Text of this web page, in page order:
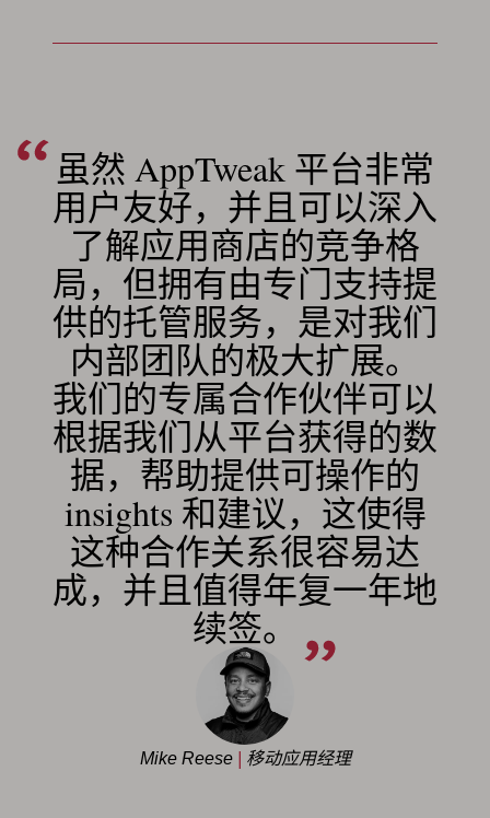
Mike Reese 移动应用经理
虽然 AppTweak 平台非常
用户友好，并且可以深入
了解应用商店的竞争格
局，但拥有由专门支持提
供的托管服务，是对我们
内部团队的极大扩展。
我们的专属合作伙伴可以
根据我们从平台获得的数
据，帮助提供可操作的
insights 和建议，这使得
这种合作关系很容易达
成，并且值得年复一年地
续签。